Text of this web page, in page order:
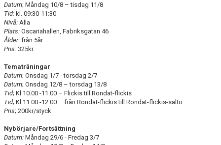
Datum; Måndag 10/8 – tisdag 11/8
Tid: kl. 09:30-11:30
Nivå: Alla
Plats: Oscariahallen, Fabriksgatan 46
Ålder: från 5år
Pris: 325kr
Tematräningar
Datum; Onsdag 1/7 - torsdag 2/7
Datum; Onsdag 12/8 – torsdag 13/8
Tid; Kl 10.00 -11.00 – Flickis till Rondat-flickis
Tid; Kl 11.00 -12.00 – från Rondat-flickis till Rondat-flickis-salto
Pris; 200kr/styck
Nybörjare/Fortsättning
Datum: Måndag 29/6 - Fredag 3/7